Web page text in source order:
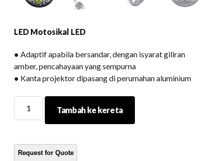
LED Motosikal LED
● Adaptif apabila bersandar, dengan isyarat giliran
amber, pencahayaan yang sempurna
● Kanta projektor dipasang di perumahan aluminium
Motosikal
Tambah ke kereta